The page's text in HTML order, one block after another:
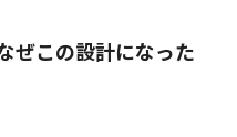
ぜこの設計になった